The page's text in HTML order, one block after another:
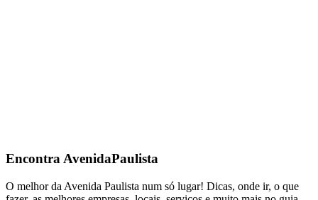
EncontraAvenidaPaulista
O melhor da Avenida Paulista num só lugar! Dicas, onde ir, o que